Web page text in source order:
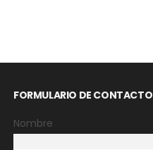
FORMULARIO DE CONTACTO
Nombre